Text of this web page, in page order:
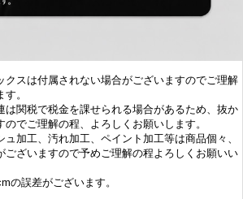
スは付属されない場合がございますのでご理解
。
関税で税金を課せられる場合があるため、抜か
でご理解の程、よろしくお願いします。
ュ加工、汚れ加工、ペイント加工等は商品個々、
ございますので予めご理解の程よろしくお願いい
の誤差がございます。